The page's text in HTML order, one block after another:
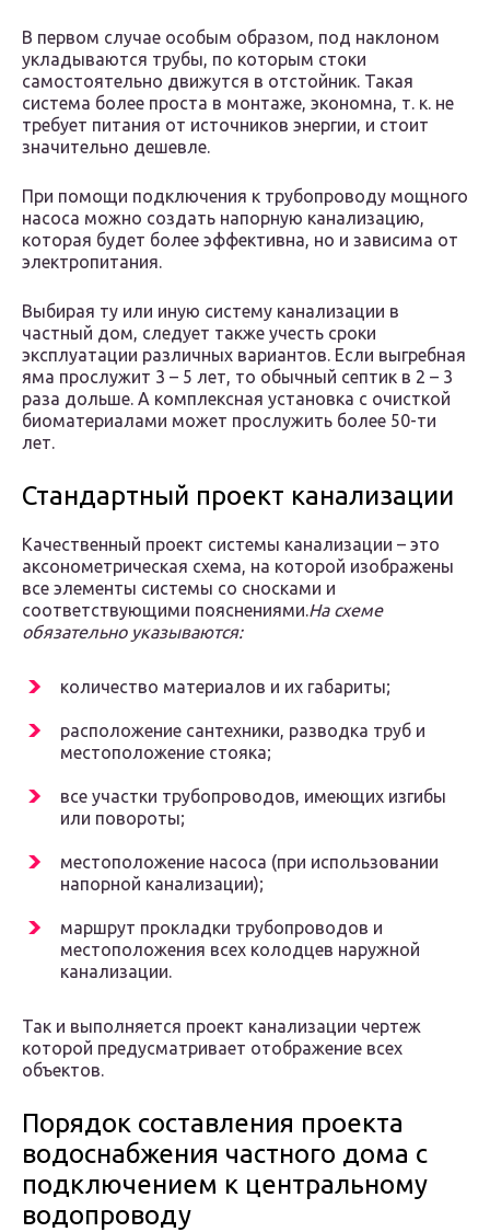
В первом случае особым образом, под наклоном
укладываются трубы, по которым стоки
самостоятельно движутся в отстойник. Такая
система более проста в монтаже, экономна, т. к. не
требует питания от источников энергии, и стоит
значительно дешевле.
При помощи подключения к трубопроводу мощного
насоса можно создать напорную канализацию,
которая будет более эффективна, но и зависима от
электропитания.
Выбирая ту или иную систему канализации в
частный дом, следует также учесть сроки
эксплуатации различных вариантов. Если выгребная
яма прослужит 3 – 5 лет, то обычный септик в 2 – 3
раза дольше. А комплексная установка с очисткой
биоматериалами может прослужить более 50-ти
лет.
Стандартный проект канализации
Качественный проект системы канализации – это
аксонометрическая схема, на которой изображены
все элементы системы со сносками и
соответствующими пояснениями.На схеме
обязательно указываются:
количество материалов и их габариты;
расположение сантехники, разводка труб и
местоположение стояка;
все участки трубопроводов, имеющих изгибы
или повороты;
местоположение насоса (при использовании
напорной канализации);
маршрут прокладки трубопроводов и
местоположения всех колодцев наружной
канализации.
Так и выполняется проект канализации чертеж
которой предусматривает отображение всех
объектов.
Порядок составления проекта
водоснабжения частного дома с
подключением к центральному
водопроводу